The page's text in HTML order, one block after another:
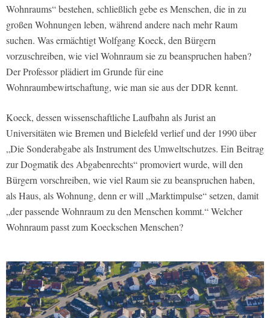
Wohnraums“ bestehen, schließlich gebe es Menschen, die in zu
großen Wohnungen leben, während andere nach mehr Raum
suchen. Was ermächtigt Wolfgang Koeck, den Bürgern
vorzuschreiben, wie viel Wohnraum sie zu beanspruchen haben?
Der Professor plädiert im Grunde für eine
Wohnraumbewirtschaftung, wie man sie aus der DDR kennt.
Koeck, dessen wissenschaftliche Laufbahn als Jurist an
Universitäten wie Bremen und Bielefeld verlief und der 1990 über
„Die Sonderabgabe als Instrument des Umweltschutzes. Ein Beitrag
zur Dogmatik des Abgabenrechts“ promoviert wurde, will den
Bürgern vorschreiben, wie viel Raum sie zu beanspruchen haben,
als Haus, als Wohnung, denn er will „Marktimpulse“ setzen, damit
„der passende Wohnraum zu den Menschen kommt.“ Welcher
Wohnraum passt zum Koeckschen Menschen?